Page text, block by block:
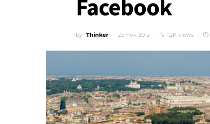
Facebook
by Thinker 23 Ноя 2013 1,2K views